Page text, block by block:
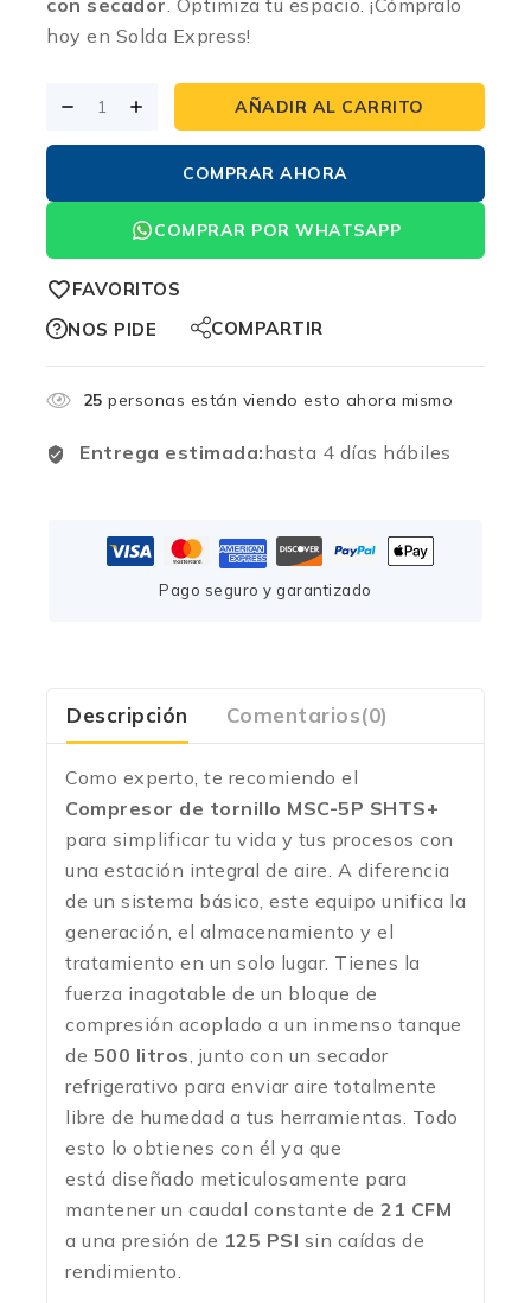
con secador. Optimiza tu espacio. ¡Cómpralo
hoy en Solda Express!
AÑADIR AL CARRITO
COMPRAR AHORA
COMPRAR POR WHATSAPP
FAVORITOS
NOS PIDE
COMPARTIR
25 personas están viendo esto ahora mismo
Entrega estimada:hasta 4 días hábiles
Pago seguro y garantizado
Descripción Comentarios(0)
Como experto, te recomiendo el
Compresor de tornillo MSC-5P SHTS+
para simplificar tu vida y tus procesos con
una estación integral de aire. A diferencia
de un sistema básico, este equipo unifica la
generación, el almacenamiento y el
tratamiento en un solo lugar. Tienes la
fuerza inagotable de un bloque de
compresión acoplado a un inmenso tanque
de 500 litros, junto con un secador
refrigerativo para enviar aire totalmente
libre de humedad a tus herramientas. Todo
esto lo obtienes con él ya que
está diseñado meticulosamente para
mantener un caudal constante de 21 CFM
a una presión de 125 PSI sin caídas de
rendimiento.